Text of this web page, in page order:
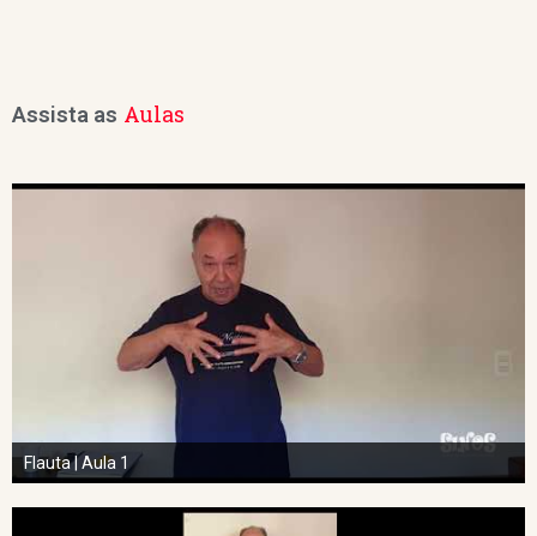
Assista as Aulas
Flauta | Aula 1